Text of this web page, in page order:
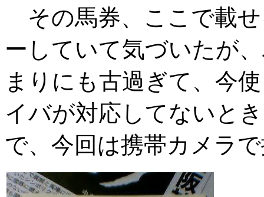
その馬券、ここで載
ーしていて気づいたが
まりにも古過ぎて、今
イバが対応してないと
で、今回は携帯カメラ